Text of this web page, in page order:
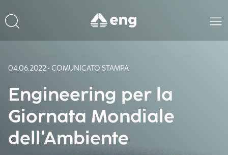
04.06.2022 • COMUNICATO STAMPA
Engineering per la
Giornata Mondiale
dell'Ambiente